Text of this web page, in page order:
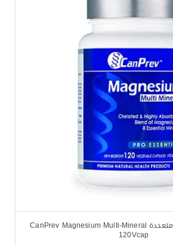
$45.50
$39.99
مغنيسيوم و معادن متعددة CanPrev Magnesium Multi-Mineral
120Vcap